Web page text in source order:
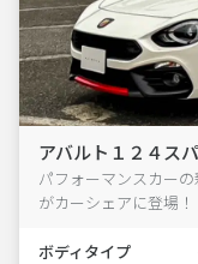
アバルト１２４ス
パフォーマンスカー
がカーシェアに登場！
ボディタイプ